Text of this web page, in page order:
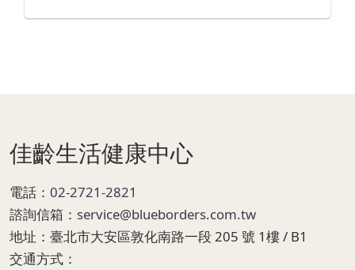
佳齡生活健康中心
電話： 02-2721-2821
諮詢信箱： service@blueborders.com.tw
地址： 臺北市大安區敦化南路一段 205 號 1樓 / B1
交通方式：